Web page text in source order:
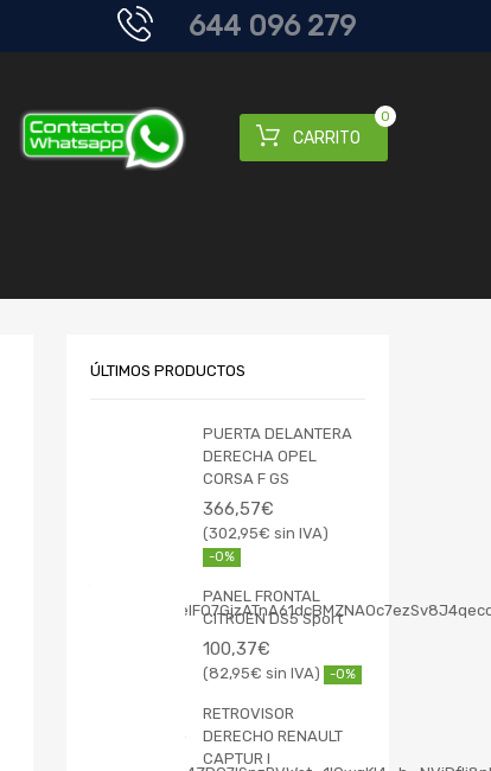
644 096 279
CARRITO
0
ÚLTIMOS PRODUCTOS
PUERTA DELANTERA
DERECHA OPEL
CORSA F GS
366,57€
302,95€
-0%
PANEL FRONTAL
CITROEN DS5 Sport
100,37€
82,95€ -0%
RETROVISOR
DERECHO RENAULT
CAPTUR I